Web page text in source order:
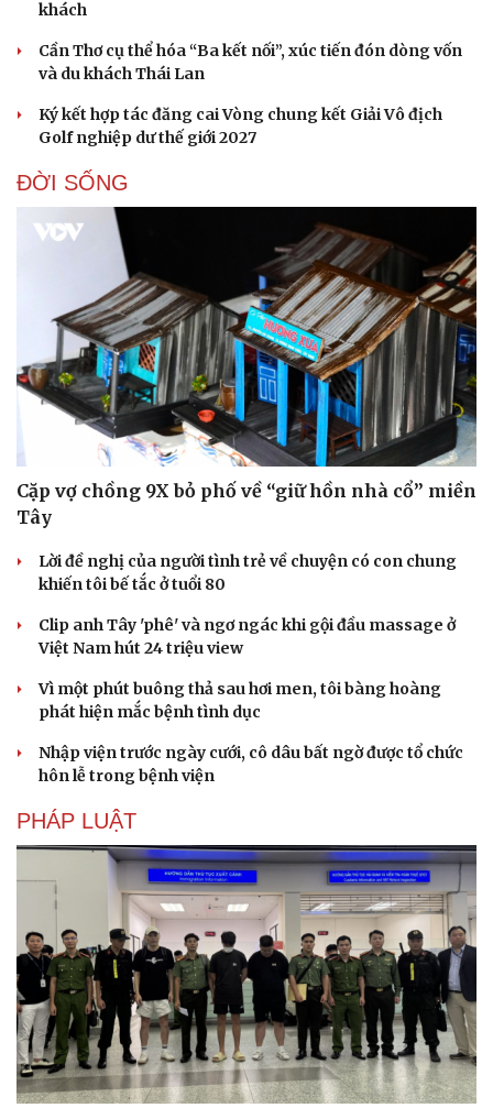
Cải chính
khách
Cần Thơ cụ thể hóa “Ba kết nối”, xúc tiến đón dòng vốn
và du khách Thái Lan
Ký kết hợp tác đăng cai Vòng chung kết Giải Vô địch
Golf nghiệp dư thế giới 2027
ĐỜI SỐNG
Cặp vợ chồng 9X bỏ phố về “giữ hồn nhà cổ” miền
Tây
Lời đề nghị của người tình trẻ về chuyện có con chung
khiến tôi bế tắc ở tuổi 80
Clip anh Tây 'phê' và ngơ ngác khi gội đầu massage ở
Việt Nam hút 24 triệu view
Vì một phút buông thả sau hơi men, tôi bàng hoàng
phát hiện mắc bệnh tình dục
Nhập viện trước ngày cưới, cô dâu bất ngờ được tổ chức
hôn lễ trong bệnh viện
PHÁP LUẬT